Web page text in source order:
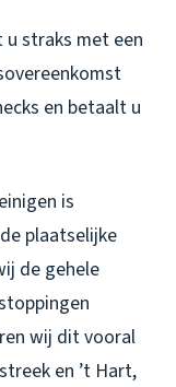
straks met een
en betaalt u
is
plaatselijke
de gehele
wij dit vooral
en ’t Hart,